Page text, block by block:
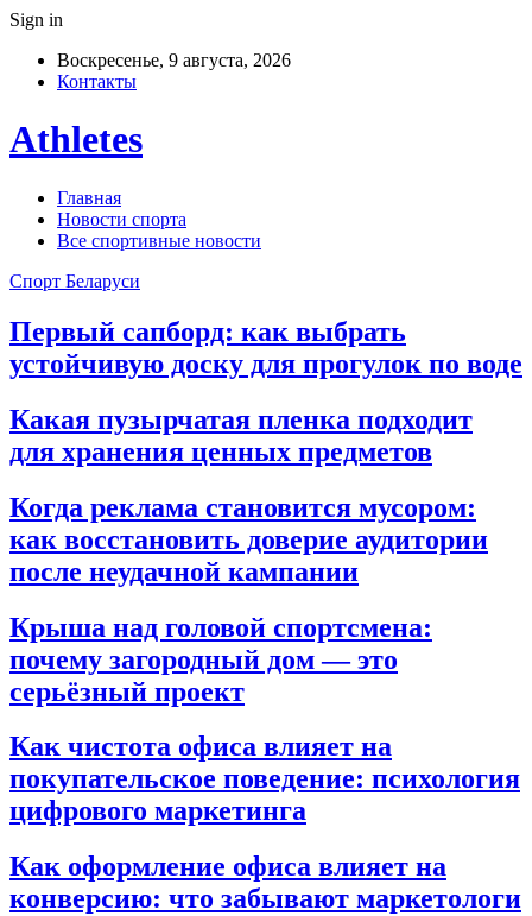
Sign in
Воскресенье, 9 августа, 2026
Контакты
Athletes
Главная
Новости спорта
Все спортивные новости
Спорт Беларуси
Первый сапборд: как выбрать
устойчивую доску для прогулок по воде
Какая пузырчатая пленка подходит
для хранения ценных предметов
Когда реклама становится мусором:
как восстановить доверие аудитории
после неудачной кампании
Крыша над головой спортсмена:
почему загородный дом — это
серьёзный проект
Как чистота офиса влияет на
покупательское поведение: психология
цифрового маркетинга
Как оформление офиса влияет на
конверсию: что забывают маркетологи